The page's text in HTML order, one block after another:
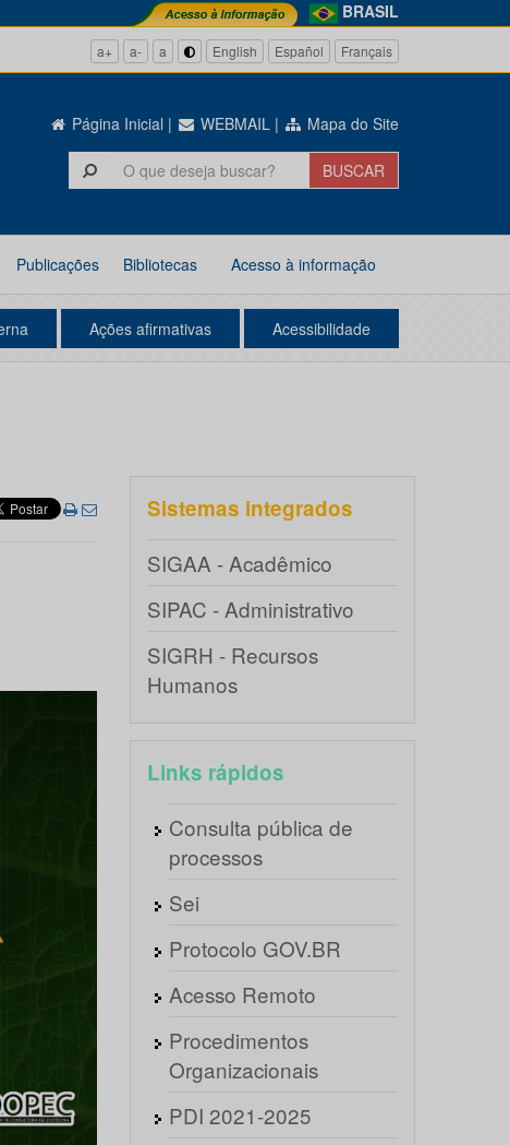
BRASIL
a+ a- a English Español Français
Página Inicial | WEBMAIL | Mapa do Site
Publicações Bibliotecas Acesso à informação
Ações afirmativas Acessibilidade
Sistemas integrados
SIGAA - Acadêmico
SIPAC - Administrativo
SIGRH - Recursos
Humanos
Links rápidos
Consulta pública de
processos
Sei
Protocolo GOV.BR
Acesso Remoto
Procedimentos
Organizacionais
PDI 2021-2025